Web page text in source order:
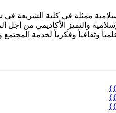
والتميز الأكاديمي من
وثقافياً وفكرياً لخدمة